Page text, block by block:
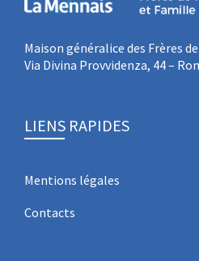
Maison généralice des Frères
Via Divina Provvidenza, 44 –
LIENS RAPIDES
Mentions légales
Contacts